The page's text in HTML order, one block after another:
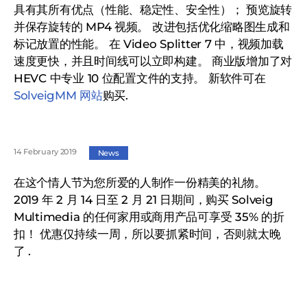
具有其所有优点（性能、稳定性、安全性）； 预览旋转
并保存旋转的 MP4 视频。 改进包括优化缩略图生成和
标记放置的性能。 在 Video Splitter 7 中，视频加载
速度更快，并且时间线可以立即构建。 商业版增加了对
HEVC 中专业 10 位配置文件的支持。 新软件可在
SolveigMM 网站购买.
14 February 2019 News
在这个情人节为您所爱的人制作一份精美的礼物。
2019 年 2 月 14 日至 2 月 21 日期间，购买 Solveig
Multimedia 的任何家用或商用产品可享受 35% 的折
扣！ 优惠仅持续一周，所以要抓紧时间，否则就太晚
了 .